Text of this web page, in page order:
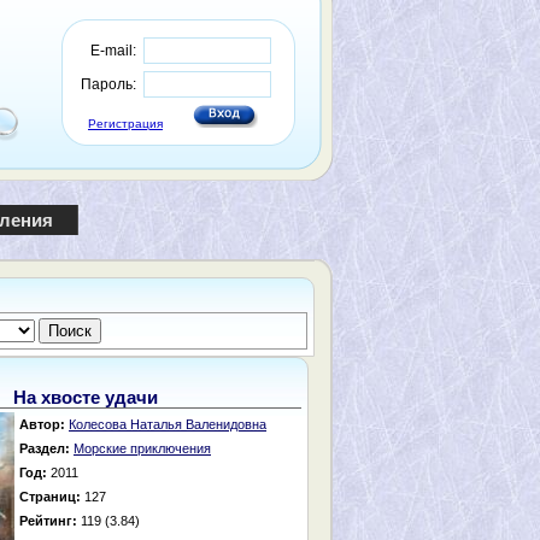
E-mail:
Пароль:
Регистрация
На хвосте удачи
Автор: Колесова Наталья Валенидовна
Раздел: Морские приключения
Год: 2011
Страниц: 127
Рейтинг: 119 (3.84)